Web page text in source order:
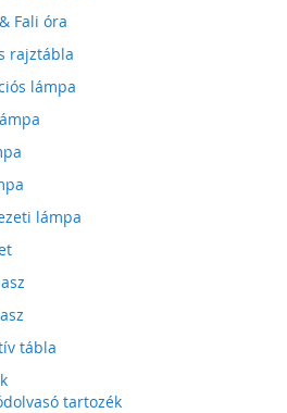
Fali óra
rajztábla
lámpa
lámpa
tábla
tartozék